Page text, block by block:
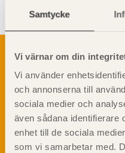
Samtycke
Vi värnar om din
Vi använder
och annonserna till
sociala medier och
även sådana identifierare
enhet till de sociala
som vi samarbetar med.
Gäller från och med:
2024-08-15
Svenskt Träs
sågverksnärings
beskriva träprodukter
egenskaper.